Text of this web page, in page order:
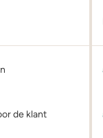
de klant